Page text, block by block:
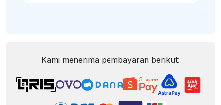
Kami menerima pembayaran berikut: